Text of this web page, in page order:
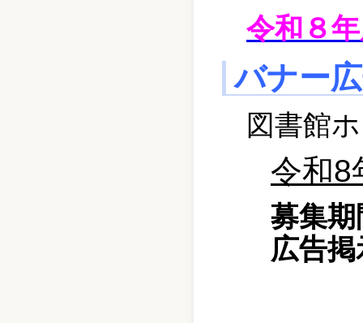
令和８
バナー
図書館
令和8
募集
広告